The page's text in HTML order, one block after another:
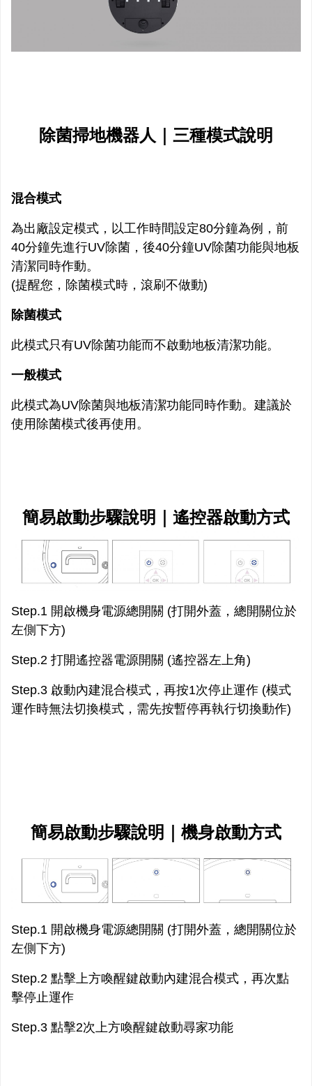
除菌掃地機器人｜三種模式說明
混合模式
為出廠設定模式，以工作時間設定80分鐘為例，前
40分鐘先進行UV除菌，後40分鐘UV除菌功能與地板
清潔同時作動。
(提醒您，除菌模式時，滾刷不做動)
除菌模式
此模式只有UV除菌功能而不啟動地板清潔功能。
一般模式
此模式為UV除菌與地板清潔功能同時作動。建議於
使用除菌模式後再使用。
簡易啟動步驟說明｜遙控器啟動方式
Step.1 開啟機身電源總開關 (打開外蓋，總開關位於
左側下方)
Step.2 打開遙控器電源開關 (遙控器左上角)
Step.3 啟動內建混合模式，再按1次停止運作 (模式
運作時無法切換模式，需先按暫停再執行切換動作)
簡易啟動步驟說明｜機身啟動方式
Step.1 開啟機身電源總開關 (打開外蓋，總開關位於
左側下方)
Step.2 點擊上方喚醒鍵啟動內建混合模式，再次點
擊停止運作
Step.3 點擊2次上方喚醒鍵啟動尋家功能